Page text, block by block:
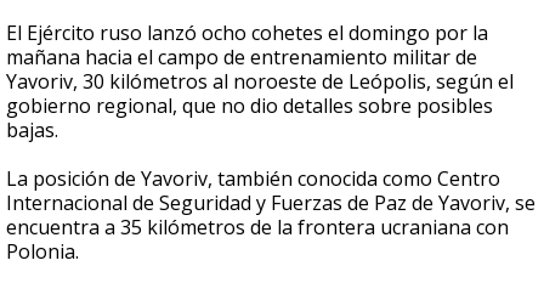
El Ejército ruso lanzó ocho cohetes el domingo por la
mañana hacia el campo de entrenamiento militar de
Yavoriv, 30 kilómetros al noroeste de Leópolis, según el
gobierno regional, que no dio detalles sobre posibles
bajas.
La posición de Yavoriv, también conocida como Centro
Internacional de Seguridad y Fuerzas de Paz de Yavoriv, se
encuentra a 35 kilómetros de la frontera ucraniana con
Polonia.